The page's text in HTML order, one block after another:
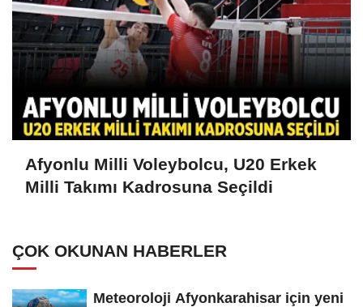
Afyonlu Milli Voleybolcu, U20 Erkek
Milli Takımı Kadrosuna Seçildi
ÇOK OKUNAN HABERLER
Meteoroloji Afyonkarahisar için yeni